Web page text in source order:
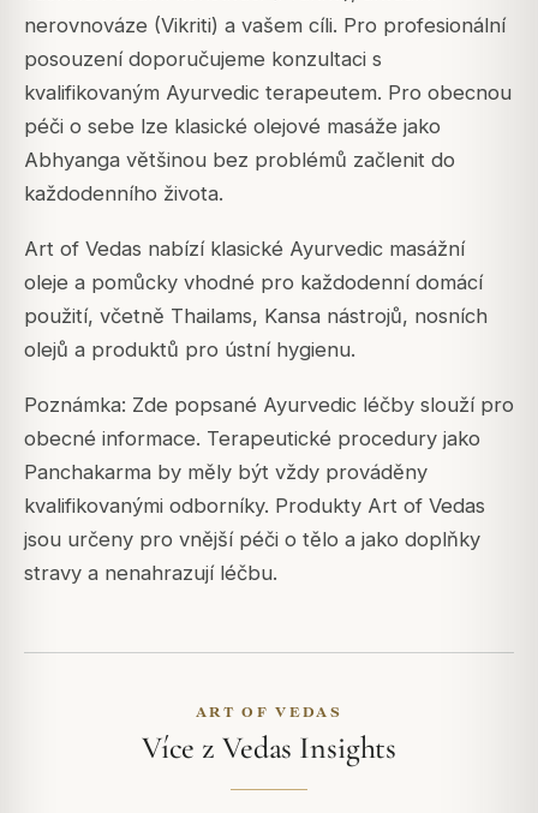
nerovnováze (Vikriti) a vašem cíli. Pro profesionální
posouzení doporučujeme konzultaci s
kvalifikovaným Ayurvedic terapeutem. Pro obecnou
péči o sebe lze klasické olejové masáže jako
Abhyanga většinou bez problémů začlenit do
každodenního života.
Art of Vedas nabízí klasické Ayurvedic masážní
oleje a pomůcky vhodné pro každodenní domácí
použití, včetně Thailams, Kansa nástrojů, nosních
olejů a produktů pro ústní hygienu.
Poznámka: Zde popsané Ayurvedic léčby slouží pro
obecné informace. Terapeutické procedury jako
Panchakarma by měly být vždy prováděny
kvalifikovanými odborníky. Produkty Art of Vedas
jsou určeny pro vnější péči o tělo a jako doplňky
stravy a nenahrazují léčbu.
ART OF VEDAS
Více z Vedas Insights